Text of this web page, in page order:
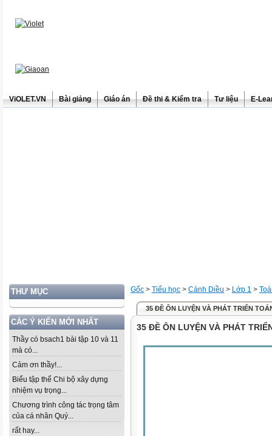
ViOLET.VN Bài giảng Giáo án Đề thi & Kiểm tra Tư liệu E-
THƯ MỤC
CÁC Ý KIẾN MỚI NHẤT
Thầy có bsach1 bài tập 10 và 11
mà có...
Cảm ơn thầy!...
Biểu tập thể Chi bộ xây dựng
nhiệm vụ trọng...
Chương trình công tác trọng tâm
của cá nhân Quý...
rất hay...
Gốc > Tiểu học > Cánh Diều > Lớp 1 >
35 ĐỀ ÔN LUYỆN VÀ PHÁT TRIỂN
35 ĐỀ ÔN LUYỆN VÀ PHÁT